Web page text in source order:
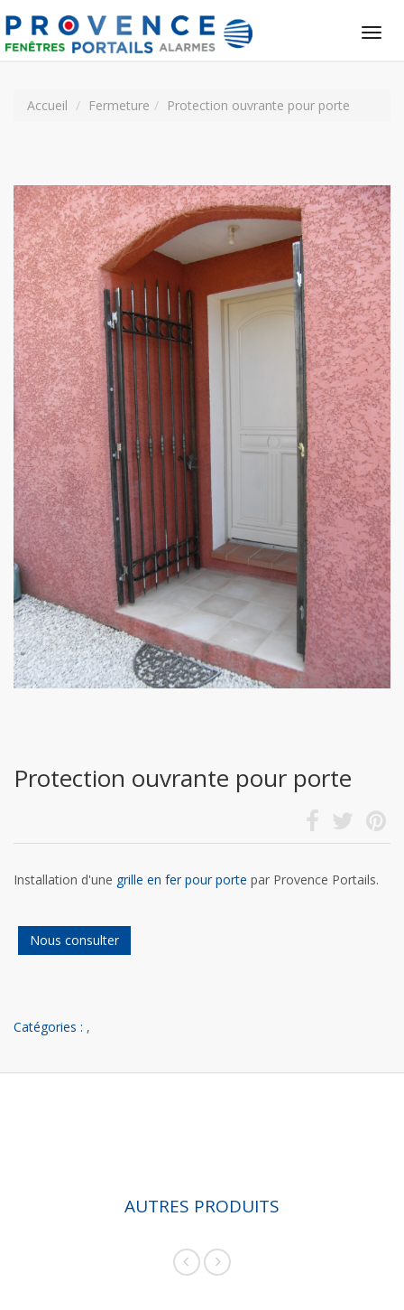
Accueil Fermeture Protection ouvrante pour porte
Protection ouvrante pour porte
Installation d'une grille en fer pour porte par Provence Portails.
Nous consulter
Catégories : ,
AUTRES PRODUITS